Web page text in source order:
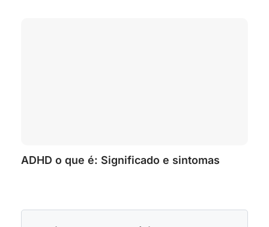
ADHD o que é: Significado e sintomas